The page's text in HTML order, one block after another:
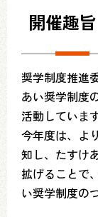
開催趣旨
奨学制度推進
あい奨学制度
活動しています
今年度は、よ
知し、たすけ
拡げることで
い奨学制度の